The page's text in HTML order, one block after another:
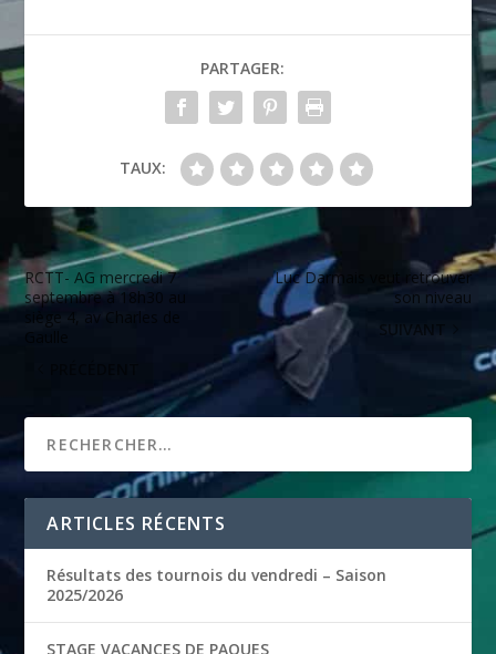
PARTAGER:
TAUX:
RCTT- AG mercredi 7
septembre à 18h30 au
siège 4, av Charles de
Gaulle
Luc Darmais veut retrouver
son niveau
SUIVANT
ARTICLES RÉCENTS
Résultats des tournois du vendredi – Saison
2025/2026
STAGE VACANCES DE PAQUES